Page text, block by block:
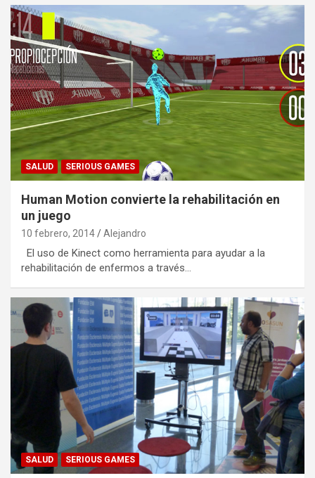
SALUD SERIOUS GAMES
Human Motion convierte la rehabilitación en
un juego
10 febrero, 2014 Alejandro
El uso de Kinect como herramienta para ayudar a la
rehabilitación de enfermos a través…
SALUD SERIOUS GAMES